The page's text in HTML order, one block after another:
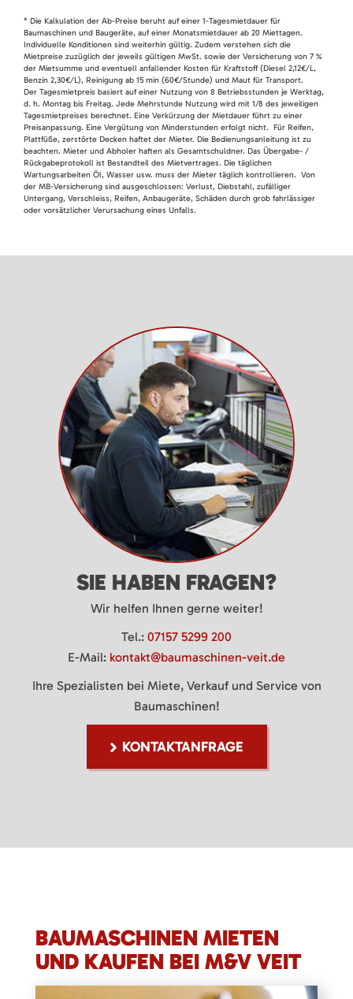
* Die Kalkulation der Ab-Preise beruht auf einer 1-Tagesmietdauer für
Baumaschinen und Baugeräte, auf einer Monatsmietdauer ab 20 Miettagen.
Individuelle Konditionen sind weiterhin gültig. Zudem verstehen sich die
Mietpreise zuzüglich der jeweils gültigen MwSt. sowie der Versicherung von 7 %
der Mietsumme und eventuell anfallender Kosten für Kraftstoff (Diesel 2,12€/L,
Benzin 2,30€/L), Reinigung ab 15 min (60€/Stunde) und Maut für Transport.
Der Tagesmietpreis basiert auf einer Nutzung von 8 Betriebsstunden je Werktag,
d. h. Montag bis Freitag. Jede Mehrstunde Nutzung wird mit 1/8 des jeweiligen
Tagesmietpreises berechnet. Eine Verkürzung der Mietdauer führt zu einer
Preisanpassung. Eine Vergütung von Minderstunden erfolgt nicht. Für Reifen,
Plattfüße, zerstörte Decken haftet der Mieter. Die Bedienungsanleitung ist zu
beachten. Mieter und Abholer haften als Gesamtschuldner. Das Übergabe- /
Rückgabeprotokoll ist Bestandteil des Mietvertrages. Die täglichen
Wartungsarbeiten Öl, Wasser usw. muss der Mieter täglich kontrollieren. Von
der MB-Versicherung sind ausgeschlossen: Verlust, Diebstahl, zufälliger
Untergang, Verschleiss, Reifen, Anbaugeräte, Schäden durch grob fahrlässiger
oder vorsätzlicher Verursachung eines Unfalls.
SIE HABEN FRAGEN?
Wir helfen Ihnen gerne weiter!
Tel.: 07157 5299 200
E-Mail: kontakt@baumaschinen-veit.de
Ihre Spezialisten bei Miete, Verkauf und Service von
Baumaschinen!
KONTAKTANFRAGE
BAUMASCHINEN MIETEN
UND KAUFEN BEI M&V VEIT